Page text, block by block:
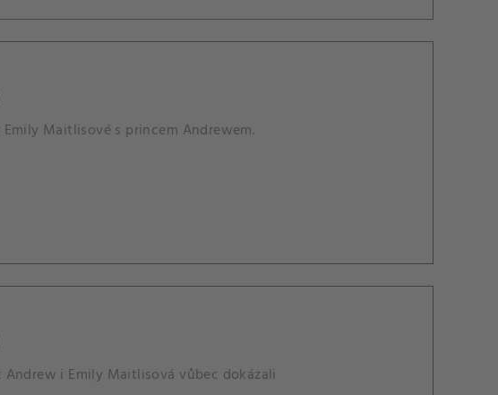
Maitlisové s princem Andrewem.
i Emily Maitlisová vůbec dokázali